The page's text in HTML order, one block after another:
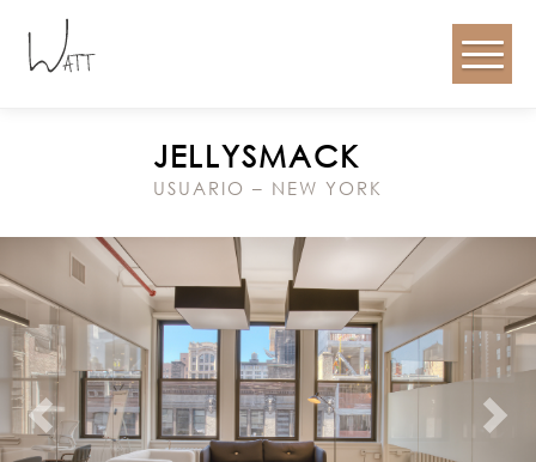
JELLYSMACK
USUARIO – NEW YORK
Anterior